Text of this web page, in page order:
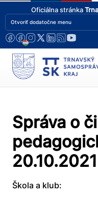
Oficiálna stránka
Otvoriť dodatočne menu
Správa o
20.10.2021
Škola a klub: